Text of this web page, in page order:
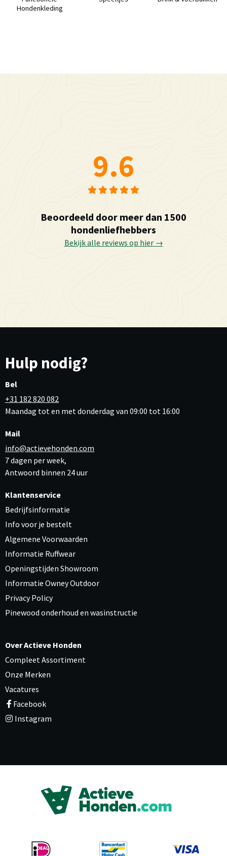
Hondenkleding
9.6
Beoordeeld door meer dan 1500
hondenliefhebbers
Bekijk alle reviews op hier →
Hulp nodig?
Bel
+31 182 820 082
Maandag tot en met donderdag van 09:00 tot 16:00
Mail
info@actievehonden.com
7 dagen per week,
Antwoord binnen 24 uur
Klantenservice
Bedrijfsinformatie
Info voor je bestelt
Algemene Voorwaarden
Informatie Ruffwear
Openingstijden Showroom
Informatie Owney Outdoor
Privacy Policy
Pinewood onderhoud en wasinstructie
Over Actieve Honden
Compleet Assortiment
Onze Merken
Vacatures
Facebook
Instagram